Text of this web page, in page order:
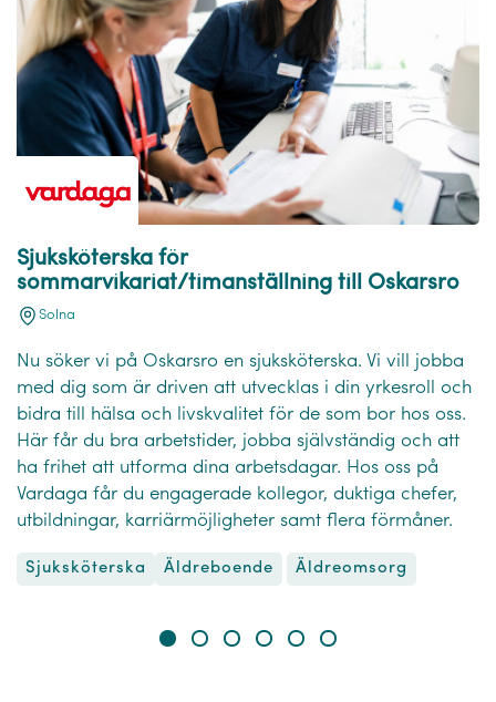
Sjuksköterska för
sommarvikariat/timanställning till Oskarsro
Solna
Nu söker vi på Oskarsro en sjuksköterska. Vi vill jobba
med dig som är driven att utvecklas i din yrkesroll och
bidra till hälsa och livskvalitet för de som bor hos oss.
Här får du bra arbetstider, jobba självständig och att
ha frihet att utforma dina arbetsdagar. Hos oss på
Vardaga får du engagerade kollegor, duktiga chefer,
utbildningar, karriärmöjligheter samt flera förmåner.
Sjuksköterska Äldreboende Äldreomsorg